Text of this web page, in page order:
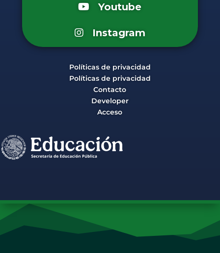
Youtube
Instagram
Políticas de privacidad
Políticas de privacidad
Contacto
Developer
Acceso